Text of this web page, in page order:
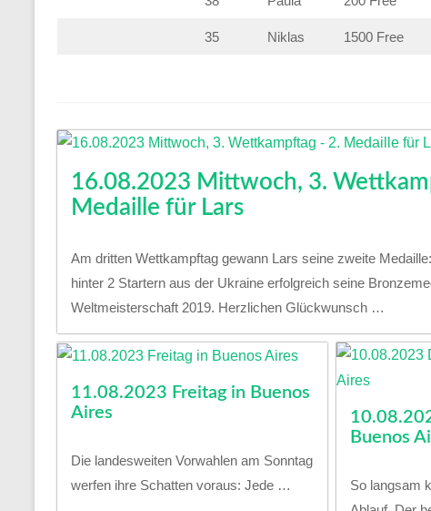
35 Niklas 1500 Free
16.08.2023 Mittwoch, 3.
Medaille für Lars
Am dritten Wettkampftag gewann Lars seine zweite
hinter 2 Startern aus der Ukraine erfolgreich seine
Weltmeisterschaft 2019. Herzlichen Glückwunsch …
11.08.2023 Freitag in Buenos
Aires
Die landesweiten Vorwahlen am Sonntag
werfen ihre Schatten voraus: Jede …
Buenos
So langsam